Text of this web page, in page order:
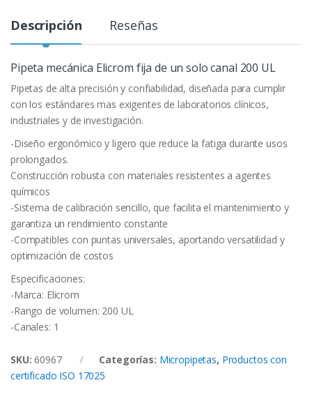
Descripción Reseñas
Pipeta mecánica Elicrom fija de un solo canal 200 UL
Pipetas de alta precisión y confiabilidad, diseñada para cumplir
con los estándares mas exigentes de laboratorios clínicos,
industriales y de investigación.
-Diseño ergonómico y ligero que reduce la fatiga durante usos
prolongados.
Construcción robusta con materiales resistentes a agentes
químicos
-Sistema de calibración sencillo, que facilita el mantenimiento y
garantiza un rendimiento constante
-Compatibles con puntas universales, aportando versatilidad y
optimización de costos
Especificaciones:
-Marca: Elicrom
-Rango de volumen: 200 UL
-Canales: 1
SKU: 60967 Categorías: Micropipetas, Productos con
certificado ISO 17025